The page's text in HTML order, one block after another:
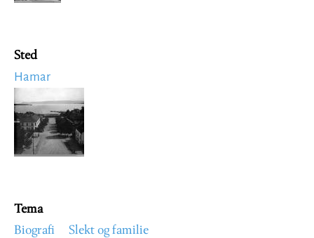
Sted
Hamar
Image
Tema
Biografi
Slekt og familie